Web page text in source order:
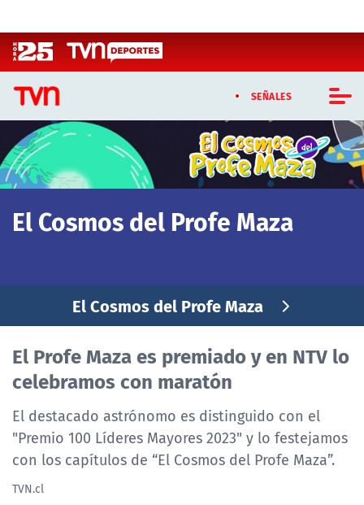
SEÑALES
CASTING MASTERCHEF CHILE
CASTING TVN VERTICAL
TVN VERTICAL
PROGRAMAS
TELESERIES
NTV
ACTUALIDAD Y TENDENCIAS
El Cosmos del Profe Maza
El Cosmos del Profe Maza
El Profe Maza es premiado y en NTV lo
celebramos con maratón
El destacado astrónomo es distinguido con el
"Premio 100 Líderes Mayores 2023" y lo festejamos
con los capítulos de “El Cosmos del Profe Maza”.
TVN.cl